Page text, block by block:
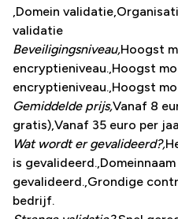
,Domein
validatie
Beveiligingsniveau,Hoogst
encryptieniveau.,Hoogst
encryptieniveau.,Hoogst
Gemiddelde prijs,Vanaf 8
gratis),Vanaf 35 euro per
Wat wordt er gevalideerd?,
is
gevalideerd.,Grondige
bedrijf.